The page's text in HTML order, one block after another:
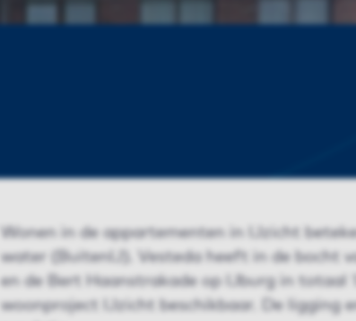
Wonen in de appartementen in IJzicht
water (BuitenIJ). Vesteda heeft in de bocht
en de Bert Haanstrakade op IJburg in totaal
woonproject IJzicht beschikbaar. De ligging